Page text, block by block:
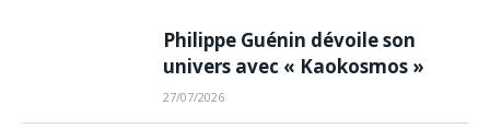
Philippe Guénin dévoile son
univers avec « Kaokosmos »
27/07/2026